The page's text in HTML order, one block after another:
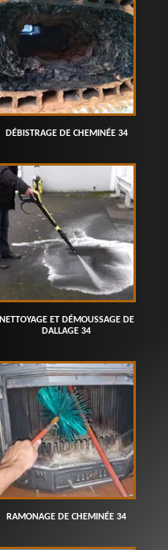
DÉBISTRAGE DE CHEMINÉE 34
NETTOYAGE ET DÉMOUSSAGE DE
DALLAGE 34
RAMONAGE DE CHEMINÉE 34